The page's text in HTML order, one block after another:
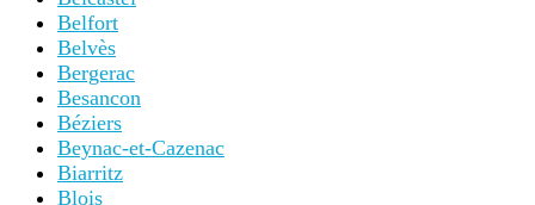
Belfort
Belvès
Bergerac
Besancon
Béziers
Beynac-et-Cazenac
Biarritz
Blois